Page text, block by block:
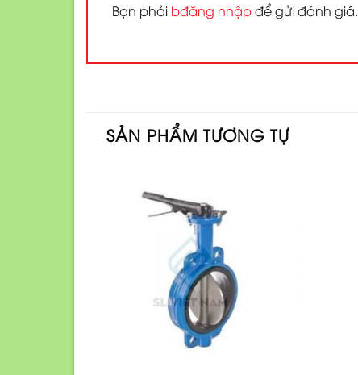
Bạn phải bđăng nhậpđể gửi đánh giá.
SẢN PHẨM TƯƠNG TỰ